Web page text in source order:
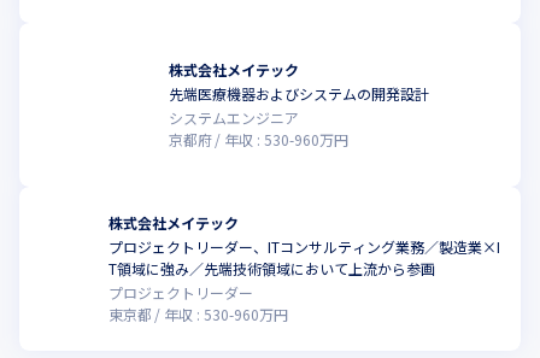
株式会社メイテック
先端医療機器およびシステムの開発設計
システムエンジニア
京都府
年収 : 530-960万円
株式会社メイテック
プロジェクトリーダー、ITコンサルティング業務／製造業×I
T領域に強み／先端技術領域において上流から参画
プロジェクトリーダー
東京都
年収 : 530-960万円